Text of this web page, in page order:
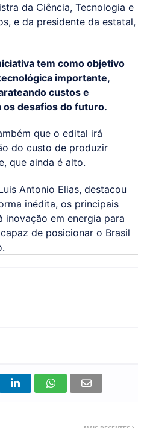
da Ciência, Tecnologia e
e da presidente da estatal,
tem como objetivo
importante,
custos e
os desafios do futuro.
que o edital irá
do custo de produzir
que ainda é alto.
Antonio Elias, destacou
inédita, os principais
inovação em energia para
de posicionar o Brasil